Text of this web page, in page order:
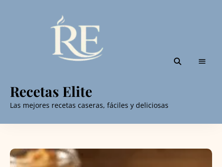
Recetas Elite
Las mejores recetas caseras, fáciles y deliciosas